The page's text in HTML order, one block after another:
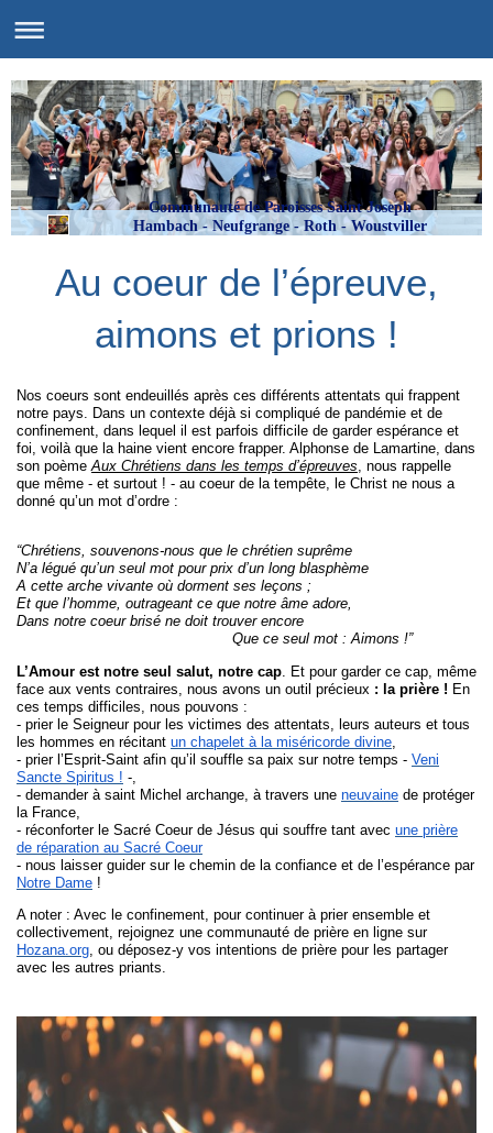
Communauté de Paroisses Saint Joseph
Hambach - Neufgrange - Roth - Woustviller
Au coeur de l’épreuve,
aimons et prions !
Nos coeurs sont endeuillés après ces différents attentats qui frappent
notre pays. Dans un contexte déjà si compliqué de pandémie et de
confinement, dans lequel il est parfois difficile de garder espérance et
foi, voilà que la haine vient encore frapper. Alphonse de Lamartine, dans
son poème Aux Chrétiens dans les temps d’épreuves , nous rappelle
que même - et surtout ! - au coeur de la tempête, le Christ ne nous a
donné qu’un mot d’ordre :
“Chrétiens, souvenons-nous que le chrétien suprême
N’a légué qu’un seul mot pour prix d’un long blasphème
A cette arche vivante où dorment ses leçons ;
Et que l’homme, outrageant ce que notre âme adore,
Dans notre coeur brisé ne doit trouver encore
Que ce seul mot : Aimons !”
L’Amour est notre seul salut, notre cap . Et pour garder ce cap, même
face aux vents contraires, nous avons un outil précieux : la prière ! En
ces temps difficiles, nous pouvons :
- prier le Seigneur pour les victimes des attentats, leurs auteurs et tous
les hommes en récitant un chapelet à la miséricorde divine
- prier l’Esprit-Saint afin qu’il souffle sa paix sur notre temps - Veni
Sancte Spiritus ! -,
- demander à saint Michel archange, à travers une neuvaine de protéger
la France,
- réconforter le Sacré Coeur de Jésus qui souffre tant avec une prière
de réparation au Sacré Coeur
- nous laisser guider sur le chemin de la confiance et de l’espérance par
Notre Dame !
A noter : Avec le confinement, pour continuer à prier ensemble et
collectivement, rejoignez une communauté de prière en ligne sur
Hozana.org , ou déposez-y vos intentions de prière pour les partager
avec les autres priants.